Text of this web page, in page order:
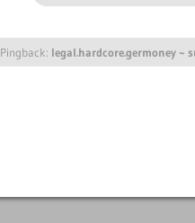
Pingback: legal.hardcore.germoney ~